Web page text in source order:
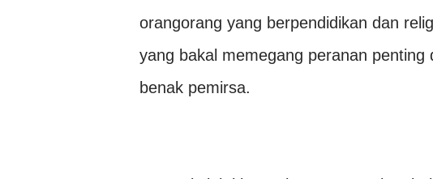
orangorang yang berpendidikan dan
yang bakal memegang peranan
benak pemirsa.